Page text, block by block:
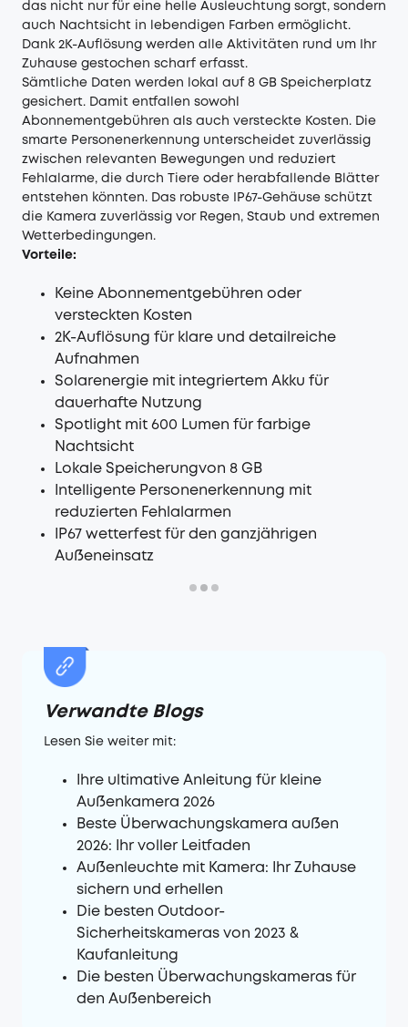
das nicht nur für eine helle Ausleuchtung sorgt, sondern
auch Nachtsicht in lebendigen Farben ermöglicht.
Dank 2K-Auflösung werden alle Aktivitäten rund um Ihr
Zuhause gestochen scharf erfasst.
Sämtliche Daten werden lokal auf 8 GB Speicherplatz
gesichert. Damit entfallen sowohl
Abonnementgebühren als auch versteckte Kosten. Die
smarte Personenerkennung unterscheidet zuverlässig
zwischen relevanten Bewegungen und reduziert
Fehlalarme, die durch Tiere oder herabfallende Blätter
entstehen könnten. Das robuste IP67-Gehäuse schützt
die Kamera zuverlässig vor Regen, Staub und extremen
Wetterbedingungen.
Vorteile:
Keine Abonnementgebühren oder
versteckten Kosten
2K-Auflösung für klare und detailreiche
Aufnahmen
Solarenergie mit integriertem Akku für
dauerhafte Nutzung
Spotlight mit 600 Lumen für farbige
Nachtsicht
Lokale Speicherungvon 8 GB
Intelligente Personenerkennung mit
reduzierten Fehlalarmen
IP67 wetterfest für den ganzjährigen
Außeneinsatz
Verwandte Blogs
Lesen Sie weiter mit:
Ihre ultimative Anleitung für kleine
Außenkamera 2026
Beste Überwachungskamera außen
2026: Ihr voller Leitfaden
Außenleuchte mit Kamera: Ihr Zuhause
sichern und erhellen
Die besten Outdoor-
Sicherheitskameras von 2023 &
Kaufanleitung
Die besten Überwachungskameras für
den Außenbereich